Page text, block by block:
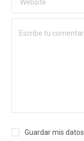
Guardar mis